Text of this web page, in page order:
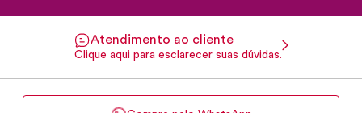
Atendimento ao cliente
Clique aqui para esclarecer suas dúvidas.